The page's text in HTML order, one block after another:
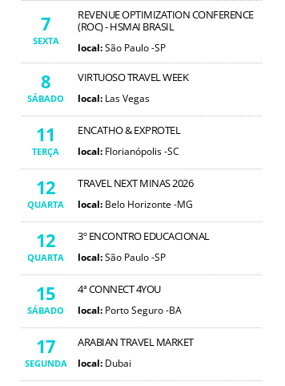
7
SEXTA
REVENUE OPTIMIZATION CONFERENCE
(ROC) - HSMAI BRASIL
local:São Paulo -SP
8
SÁBADO
VIRTUOSO TRAVEL WEEK
local: Las Vegas
11
TERÇA
ENCATHO & EXPROTEL
local: Florianópolis -SC
12
QUARTA
TRAVEL NEXT MINAS 2026
local: Belo Horizonte -MG
12
QUARTA
3º ENCONTRO EDUCACIONAL
local:São Paulo -SP
15
SÁBADO
4ª CONNECT 4YOU
local: Porto Seguro -BA
17
SEGUNDA
ARABIAN TRAVEL MARKET
local: Dubai